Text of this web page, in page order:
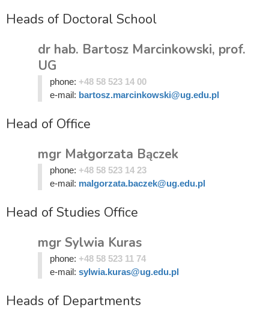
Heads of Doctoral School
dr hab. Bartosz Marcinkowski, prof.
UG
phone: +48 58 523 14 00
e-mail: bartosz.marcinkowski@ug.edu.pl
Head of Office
mgr Małgorzata Bączek
phone: +48 58 523 14 23
e-mail: malgorzata.baczek@ug.edu.pl
Head of Studies Office
mgr Sylwia Kuras
phone: +48 58 523 11 74
e-mail: sylwia.kuras@ug.edu.pl
Heads of Departments